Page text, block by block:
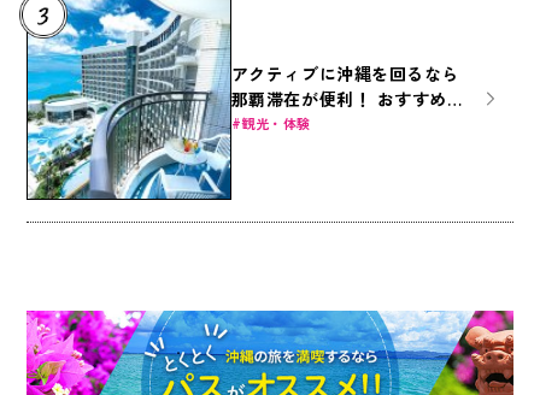
アクティブに沖縄を回るなら
那覇滞在が便利！ おすすめ那
覇ホテル8選
観光・体験